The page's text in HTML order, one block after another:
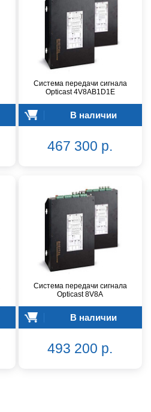
Система передачи сигнала
Opticast 4V8AB1D1E
В наличии
467 300 р.
Система передачи сигнала
Opticast 8V8A
В наличии
493 200 р.